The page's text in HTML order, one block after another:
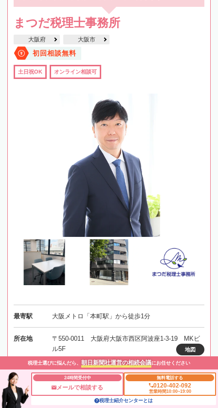
まつだ税理士事務所
大阪府 大阪市
初回相談無料
土日祝OK オンライン相談可
最寄駅 大阪メトロ「本町駅」から徒歩1分
所在地
〒550-0011 大阪府大阪市西区阿波座1-3-19 MKビ
ル5F
地図
対応エリア 大阪、京都、兵庫、奈良
税理士選びに悩んだら、 朝日新聞社運営の相続会議にお任せください
24時間受付中
メールで相談する
無料電話する
0120-402-092
営業時間10:00~19:00
税理士紹介センターとは